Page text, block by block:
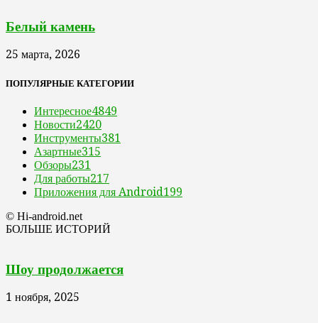
Белый камень
25 марта, 2026
ПОПУЛЯРНЫЕ КАТЕГОРИИ
Интересное4849
Новости2420
Инструменты381
Азартные315
Обзоры231
Для работы217
Приложения для Android199
© Hi-android.net
БОЛЬШЕ ИСТОРИЙ
Шоу продолжается
1 ноября, 2025